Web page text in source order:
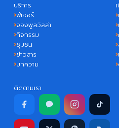
บริการ
ฟีเจอร์
จองพูลวิลล่า
กิจกรรม
ชุมชน
ข่าวสาร
บทความ
ติดตามเรา